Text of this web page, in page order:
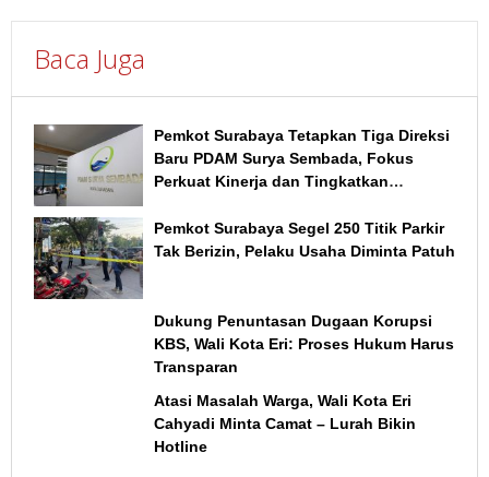
Baca Juga
Pemkot Surabaya Tetapkan Tiga Direksi
Baru PDAM Surya Sembada, Fokus
Perkuat Kinerja dan Tingkatkan
Pemkot Surabaya Segel 250 Titik Parkir
Tak Berizin, Pelaku Usaha Diminta Patuh
Dukung Penuntasan Dugaan Korupsi
KBS, Wali Kota Eri: Proses Hukum Harus
Transparan
Atasi Masalah Warga, Wali Kota Eri
Cahyadi Minta Camat – Lurah Bikin
Hotline